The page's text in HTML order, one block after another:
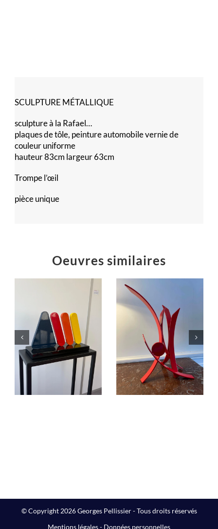
SCULPTURE MÉTALLIQUE
sculpture à la Rafael…
plaques de tôle, peinture automobile vernie de
couleur uniforme
hauteur 83cm largeur 63cm
Trompe l’œil
pièce unique
Oeuvres similaires
Éruption
jaillissement
rouge
Sculptures
« L’équilibre
dans le Cosmos.
C’est la fête !… »
Sculptures
© Copyright 2026 Georges Pellissier - Tous droits réservés
Mentions légales- Données personnelles